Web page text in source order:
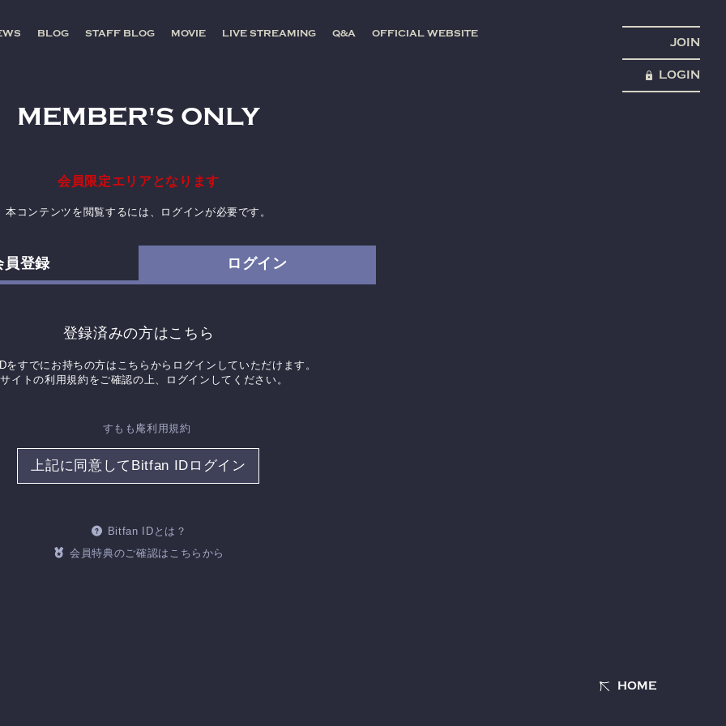
BLOG STAFF BLOG MOVIE LIVE STREAMING Q&A OFFICIAL WEBSITE
JOIN
LOGIN
MEMBER'S ONLY
会員限定エリアとなります
本コンテンツを閲覧するには、ログインが必要です。
員登録 ログイン
登録済みの方はこちら
をすでにお持ちの方はこちらからログインしていただけます。
イトの利用規約をご確認の上、ログインしてください。
すもも庵利用規約
上記に同意してBitfan IDログイン
Bitfan IDとは？
会員特典のご確認はこちらから
HOME